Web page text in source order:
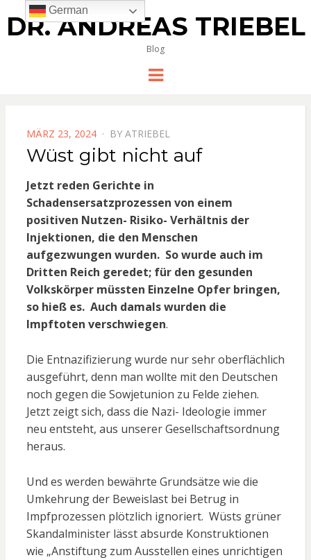
DR. ANDREAS TRIEBEL
Blog
Menu
POSTED
ON
MÄRZ 23, 2024 BY ATRIEBEL
Wüst gibt nicht auf
Jetzt reden Gerichte in
Schadensersatzprozessen von einem
positiven Nutzen- Risiko- Verhältnis der
Injektionen, die den Menschen
aufgezwungen wurden. So wurde auch im
Dritten Reich geredet; für den gesunden
Volkskörper müssten Einzelne Opfer bringen,
so hieß es. Auch damals wurden die
Impftoten verschwiegen.
Die Entnazifizierung wurde nur sehr oberflächlich
ausgeführt, denn man wollte mit den Deutschen
noch gegen die Sowjetunion zu Felde ziehen.
Jetzt zeigt sich, dass die Nazi- Ideologie immer
neu entsteht, aus unserer Gesellschaftsordnung
heraus.
Und es werden bewährte Grundsätze wie die
Umkehrung der Beweislast bei Betrug in
Impfprozessen plötzlich ignoriert. Wüsts grüner
Skandalminister lässt absurde Konstruktionen
wie „Anstiftung zum Ausstellen eines unrichtigen
German